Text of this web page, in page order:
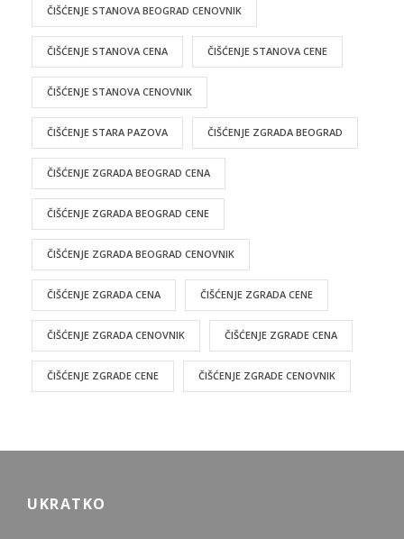
ČIŠĆENJE STANOVA BEOGRAD CENOVNIK
ČIŠĆENJE STANOVA CENA ČIŠĆENJE STANOVA CENE
ČIŠĆENJE STANOVA CENOVNIK
ČIŠĆENJE STARA PAZOVA ČIŠĆENJE ZGRADA BEOGRAD
ČIŠĆENJE ZGRADA BEOGRAD CENA
ČIŠĆENJE ZGRADA BEOGRAD CENE
ČIŠĆENJE ZGRADA BEOGRAD CENOVNIK
ČIŠĆENJE ZGRADA CENA ČIŠĆENJE ZGRADA CENE
ČIŠĆENJE ZGRADA CENOVNIK ČIŠĆENJE ZGRADE CENA
ČIŠĆENJE ZGRADE CENE ČIŠĆENJE ZGRADE CENOVNIK
UKRATKO